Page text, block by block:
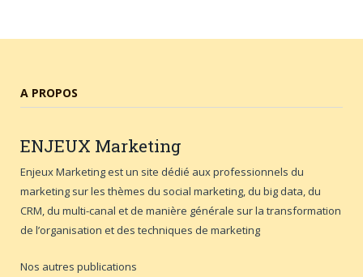
A PROPOS
ENJEUX Marketing
Enjeux Marketing est un site dédié aux professionnels du
marketing sur les thèmes du social marketing, du big data, du
CRM, du multi-canal et de manière générale sur la transformation
de l’organisation et des techniques de marketing
Nos autres publications